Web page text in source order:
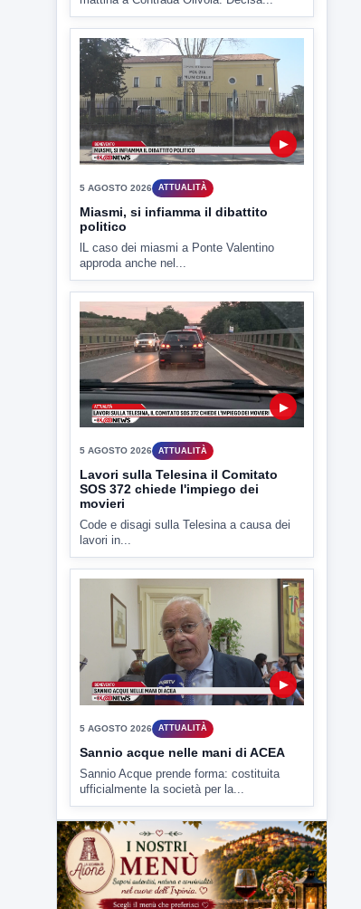
5 AGOSTO 2026 ATTUALITÀ
Miasmi, si infiamma il dibattito
politico
lL caso dei miasmi a Ponte Valentino
approda anche nel...
▶
5 AGOSTO 2026 ATTUALITÀ
Lavori sulla Telesina il Comitato
SOS 372 chiede l'impiego dei
movieri
Code e disagi sulla Telesina a causa dei
▶
ATTUALITÀ
Sannio acque nelle mani di ACEA
Sannio Acque prende forma: costituita
ufficialmente la società per la...